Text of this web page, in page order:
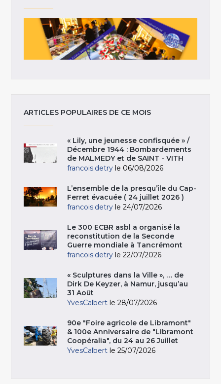
ARTICLES POPULAIRES DE CE MOIS
« Lily, une jeunesse confisquée » /
Décembre 1944 : Bombardements
de MALMEDY et de SAINT - VITH
francois.detry le 06/08/2026
L’ensemble de la presqu’île du Cap-
Ferret évacuée ( 24 juillet 2026 )
francois.detry le 24/07/2026
Le 300 ECBR asbl a organisé la
reconstitution de la Seconde
Guerre mondiale à Tancrémont
francois.detry le 22/07/2026
« Sculptures dans la Ville », … de
Dirk De Keyzer, à Namur, jusqu’au
31 Août
YvesCalbert le 28/07/2026
90e "Foire agricole de Libramont"
& 100e Anniversaire de "Libramont
Coopéralia", du 24 au 26 Juillet
YvesCalbert le 25/07/2026